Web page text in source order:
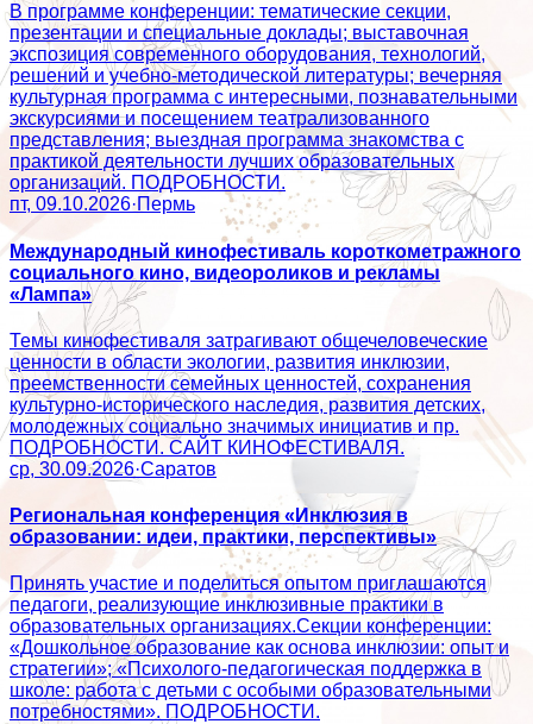
В программе конференции: тематические секции,
презентации и специальные доклады; выставочная
экспозиция современного оборудования, технологий,
решений и учебно-методической литературы; вечерняя
культурная программа с интересными, познавательными
экскурсиями и посещением театрализованного
представления; выездная программа знакомства с
практикой деятельности лучших образовательных
организаций. ПОДРОБНОСТИ.
пт, 09.10.2026·Пермь
Международный кинофестиваль короткометражного
социального кино, видеороликов и рекламы
«Лампа»
Темы кинофестиваля затрагивают общечеловеческие
ценности в области экологии, развития инклюзии,
преемственности семейных ценностей, сохранения
культурно-исторического наследия, развития детских,
молодежных социально значимых инициатив и пр.
ПОДРОБНОСТИ. САЙТ КИНОФЕСТИВАЛЯ.
ср, 30.09.2026·Саратов
Региональная конференция «Инклюзия в
образовании: идеи, практики, перспективы»
Принять участие и поделиться опытом приглашаются
педагоги, реализующие инклюзивные практики в
образовательных организациях.Секции конференции:
«Дошкольное образование как основа инклюзии: опыт и
стратегии»; «Психолого‑педагогическая поддержка в
школе: работа с детьми с особыми образовательными
потребностями». ПОДРОБНОСТИ.